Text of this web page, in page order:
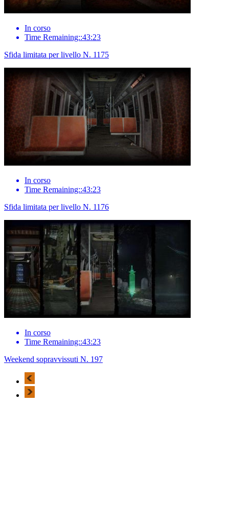
In corso
Time Remaining::43:23
Sfida limitata per livello N. 1175
In corso
Time Remaining::43:23
Sfida limitata per livello N. 1176
In corso
Time Remaining::43:23
Weekend sopravvissuti N. 197